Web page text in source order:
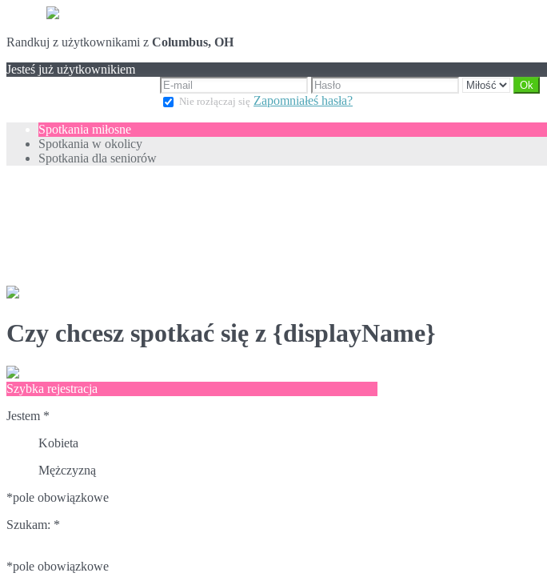
Randkuj z użytkownikami z Columbus, OH
Jesteś już użytkownikiem
Nie rozłączaj się Zapomniałeś hasła?
Spotkania miłosne
Spotkania w okolicy
Spotkania dla seniorów
Czy chcesz spotkać się z {displayName}
Szybka rejestracja
Jestem *
Kobieta
Mężczyzną
*pole obowiązkowe
Szukam: *
*pole obowiązkowe